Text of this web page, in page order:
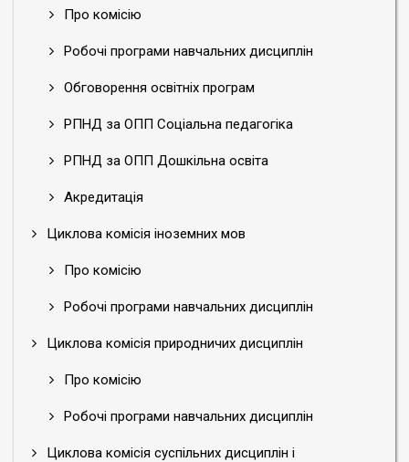
Про комісію
Робочі програми навчальних дисциплін
Обговорення освітніх програм
РПНД за ОПП Соціальна педагогіка
РПНД за ОПП Дошкільна освіта
Акредитація
Циклова комісія іноземних мов
Про комісію
Робочі програми навчальних дисциплін
Циклова комісія природничих дисциплін
Про комісію
Робочі програми навчальних дисциплін
Циклова комісія суспільних дисциплін і